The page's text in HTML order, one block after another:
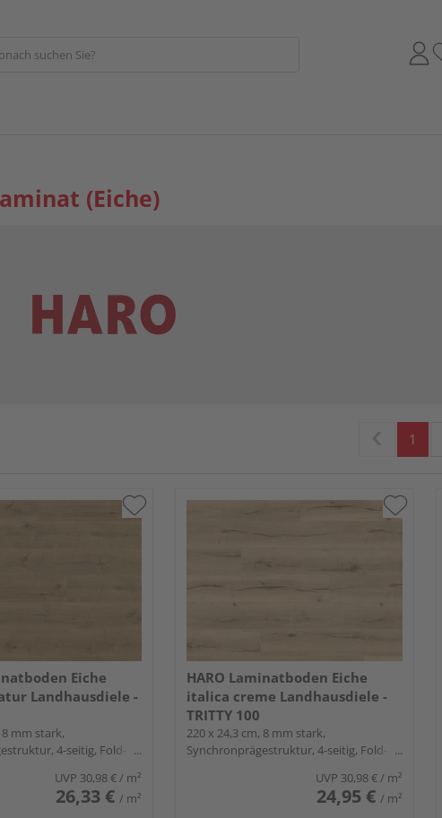
(Eiche)
1
Eiche
Landhausdiele -
8 mm stark,
4-seitig, Fold-
UVP 30,98 €/ m²
26,33 € / m²
HARO Laminatboden Eiche
italica creme Landhausdiele -
TRITTY 100
220 x 24,3 cm, 8 mm stark,
Synchronprägestruktur, 4-seitig, Fold-
UVP 30,98 €/ m²
24,95 € / m²